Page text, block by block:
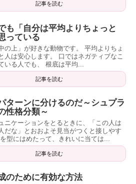
記事を読む
も「自分は平均よりちょっと
っている
の上」が好きな動物です。 平均よりちょ
人は安心します。 口ではネガティブなこ
いる人でも、 根底は平均...
記事を読む
ターンに分けるのだ～シュプラ
性格分類～
ニケーションをとるときに、「この人は
だな」とおおよそ見当がつくと接しやす
型にはめたって、きれいに当ては...
記事を読む
のために有効な方法